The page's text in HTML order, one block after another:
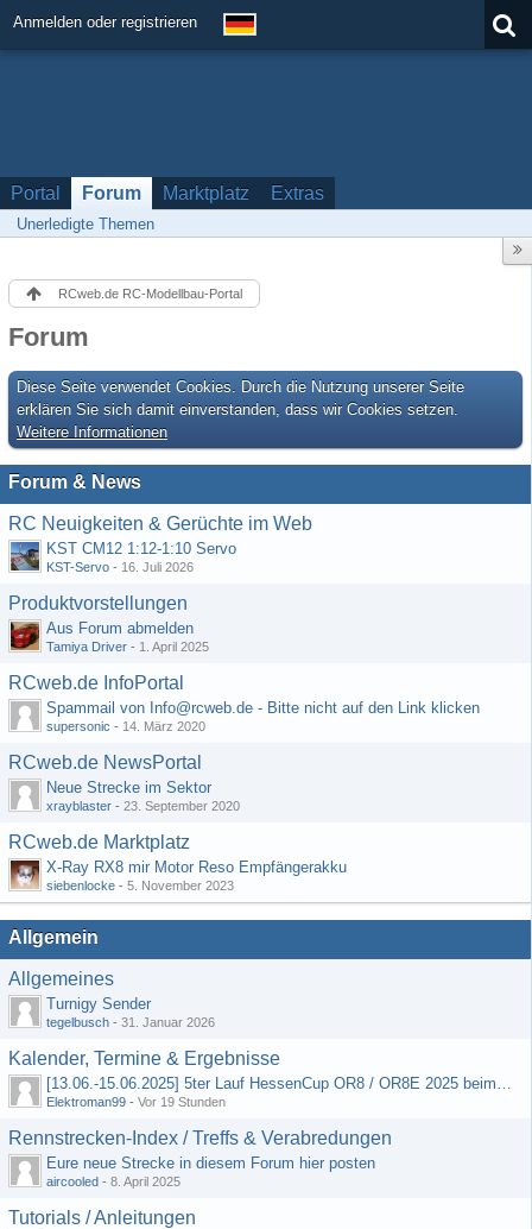
Anmelden oder registrieren
Portal Forum Marktplatz Extras
Unerledigte Themen
RCweb.de RC-Modellbau-Portal
Forum
Diese Seite verwendet Cookies. Durch die Nutzung unserer Seite
erklären Sie sich damit einverstanden, dass wir Cookies setzen.
Weitere Informationen
Forum & News
RC Neuigkeiten & Gerüchte im Web
KST CM12 1:12-1:10 Servo
KST-Servo - 16. Juli 2026
Produktvorstellungen
Aus Forum abmelden
Tamiya Driver - 1. April 2025
RCweb.de InfoPortal
Spammail von Info@rcweb.de - Bitte nicht auf den Link klicken
supersonic - 14. März 2020
RCweb.de NewsPortal
Neue Strecke im Sektor
xrayblaster - 23. September 2020
RCweb.de Marktplatz
X-Ray RX8 mir Motor Reso Empfängerakku
siebenlocke - 5. November 2023
Allgemein
Allgemeines
Turnigy Sender
tegelbusch - 31. Januar 2026
Kalender, Termine & Ergebnisse
[13.06.-15.06.2025] 5ter Lauf HessenCup OR8 / OR8E 2025 beim MSC Ober-Mörlen e.V.
Elektroman99 - Vor 19 Stunden
Rennstrecken-Index / Treffs & Verabredungen
Eure neue Strecke in diesem Forum hier posten
aircooled - 8. April 2025
Tutorials / Anleitungen